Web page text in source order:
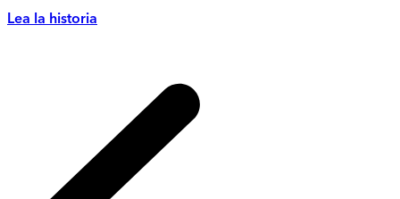
Lea la historia